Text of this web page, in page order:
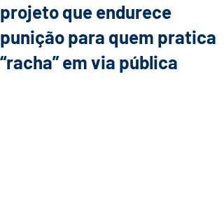
projeto que endurece
punição para quem pratica
“racha” em via pública